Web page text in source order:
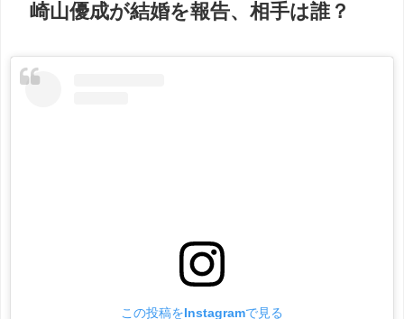
崎山優成が結婚を報告、相手は誰？
この投稿をInstagramで見る